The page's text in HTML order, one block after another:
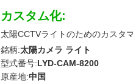
カスタム化:
太陽CCTVライトのためのカスタ
銘柄:太陽カメラ ライト
型式番号:LYD-CAM-8200
原産地:中国